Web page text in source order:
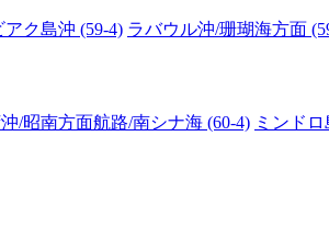
ク島沖 (59-4) ラバウル沖/珊瑚海方面
/昭南方面航路/南シナ海 (60-4) ミンド